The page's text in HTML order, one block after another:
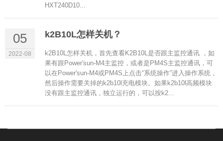
HXT240D10...
05
2022-08
k2B10L怎样关机？
k2B10L怎样关机，首先查看K2B10L是否跟主监控通讯 ，如
果有跟Power'sun-M4主监控，或者是PM4S主监控通讯，可
以在Power'sun-M4或PM4S上点击“系统操作”进入操作系统，
然后操作需要关掉的k2b10l充电模块。如果k2b10l高频模块
没有跟主监控通讯，独立运行的，可以按k2...